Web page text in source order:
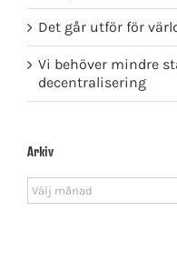
Det går utför för
Vi behöver mindre
decentralisering
Arkiv
Arkiv